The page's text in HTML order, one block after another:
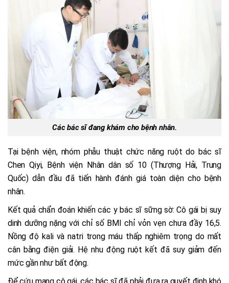
Các bác sĩ đang khám cho bệnh nhân.
Tại bệnh viện, nhóm phẫu thuật chức năng ruột do bác sĩ
Chen Qiyi, Bệnh viện Nhân dân số 10 (Thượng Hải, Trung
Quốc) dẫn đầu đã tiến hành đánh giá toàn diện cho bệnh
nhân.
Kết quả chẩn đoán khiến các y bác sĩ sững sờ: Cô gái bị suy
dinh dưỡng nặng với chỉ số BMI chỉ vỏn vẹn chưa đầy 16,5.
Nồng độ kali và natri trong máu thấp nghiêm trọng do mất
cân bằng điện giải. Hệ nhu động ruột kết đã suy giảm đến
mức gần như bất động.